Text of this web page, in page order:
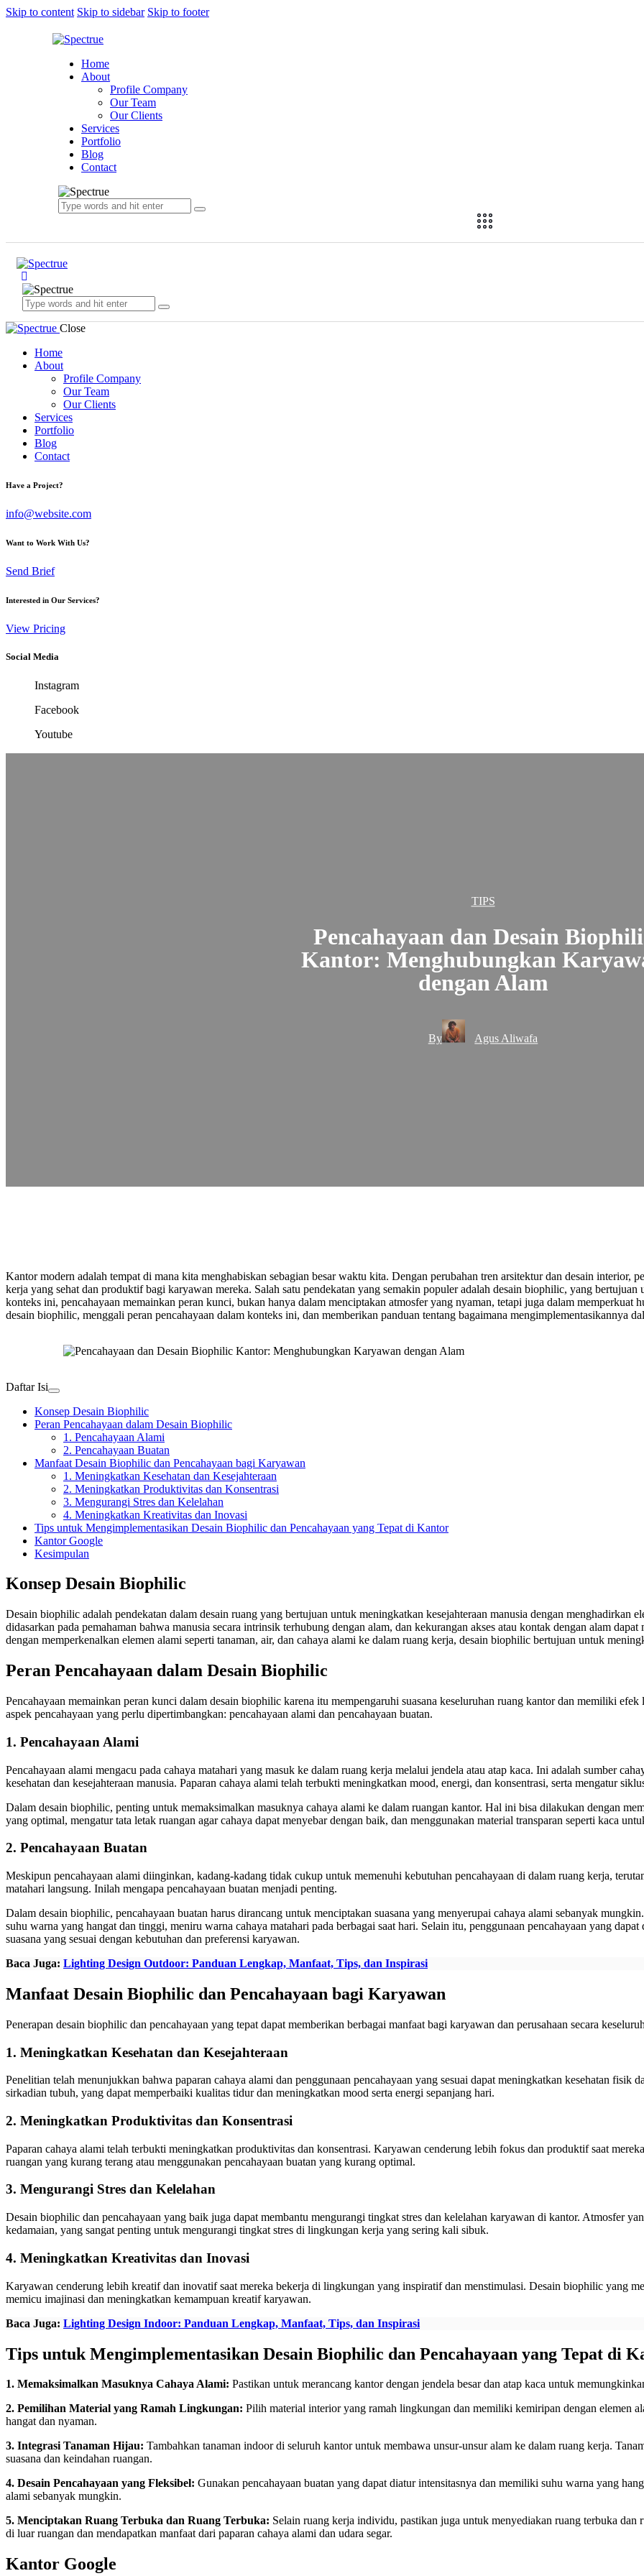
Skip to content Skip to sidebar Skip to footer
Home
About
Profile Company
Our Team
Our Clients
Services
Portfolio
Blog
Contact
Close
Home
About
Profile Company
Our Team
Our Clients
Services
Portfolio
Blog
Contact
Have a Project?
info@website.com
Want to Work With Us?
Send Brief
Interested in Our Services?
View Pricing
Social Media
Instagram
Facebook
Youtube
TIPS
Pencahayaan dan Desain
Kantor: Menghubungkan
dengan Alam
By Agus Aliwafa
Kantor modern adalah tempat di mana kita menghabiskan sebagian besar waktu kita. Dengan perubahan tren arsitektur dan desain interior,
kerja yang sehat dan produktif bagi karyawan mereka. Salah satu pendekatan yang semakin populer adalah desain biophilic, yang
konteks ini, pencahayaan memainkan peran kunci, bukan hanya dalam menciptakan atmosfer yang nyaman, tetapi juga dalam
desain biophilic, menggali peran pencahayaan dalam konteks ini, dan memberikan panduan tentang bagaimana mengimplementasikannya
Daftar Isi
Konsep Desain Biophilic
Peran Pencahayaan dalam Desain Biophilic
1. Pencahayaan Alami
2. Pencahayaan Buatan
Manfaat Desain Biophilic dan Pencahayaan bagi Karyawan
1. Meningkatkan Kesehatan dan Kesejahteraan
2. Meningkatkan Produktivitas dan Konsentrasi
3. Mengurangi Stres dan Kelelahan
4. Meningkatkan Kreativitas dan Inovasi
Tips untuk Mengimplementasikan Desain Biophilic dan Pencahayaan yang Tepat di Kantor
Kantor Google
Kesimpulan
Konsep Desain Biophilic
Desain biophilic adalah pendekatan dalam desain ruang yang bertujuan untuk meningkatkan kesejahteraan manusia dengan menghadirkan
didasarkan pada pemahaman bahwa manusia secara intrinsik terhubung dengan alam, dan kekurangan akses atau kontak dengan alam
dengan memperkenalkan elemen alami seperti tanaman, air, dan cahaya alami ke dalam ruang kerja, desain biophilic bertujuan untuk
Peran Pencahayaan dalam Desain Biophilic
Pencahayaan memainkan peran kunci dalam desain biophilic karena itu mempengaruhi suasana keseluruhan ruang kantor dan memiliki
aspek pencahayaan yang perlu dipertimbangkan: pencahayaan alami dan pencahayaan buatan.
1. Pencahayaan Alami
Pencahayaan alami mengacu pada cahaya matahari yang masuk ke dalam ruang kerja melalui jendela atau atap kaca. Ini adalah sumber
kesehatan dan kesejahteraan manusia. Paparan cahaya alami telah terbukti meningkatkan mood, energi, dan konsentrasi, serta mengatur
Dalam desain biophilic, penting untuk memaksimalkan masuknya cahaya alami ke dalam ruangan kantor. Hal ini bisa dilakukan dengan
yang optimal, mengatur tata letak ruangan agar cahaya dapat menyebar dengan baik, dan menggunakan material transparan seperti kaca
2. Pencahayaan Buatan
Meskipun pencahayaan alami diinginkan, kadang-kadang tidak cukup untuk memenuhi kebutuhan pencahayaan di dalam ruang kerja,
matahari langsung. Inilah mengapa pencahayaan buatan menjadi penting.
Dalam desain biophilic, pencahayaan buatan harus dirancang untuk menciptakan suasana yang menyerupai cahaya alami sebanyak
suhu warna yang hangat dan tinggi, meniru warna cahaya matahari pada berbagai saat hari. Selain itu, penggunaan pencahayaan yang
suasana yang sesuai dengan kebutuhan dan preferensi karyawan.
Baca Juga: Lighting Design Outdoor: Panduan Lengkap, Manfaat, Tips, dan Inspirasi
Manfaat Desain Biophilic dan Pencahayaan bagi Karyawan
Penerapan desain biophilic dan pencahayaan yang tepat dapat memberikan berbagai manfaat bagi karyawan dan perusahaan secara
1. Meningkatkan Kesehatan dan Kesejahteraan
Penelitian telah menunjukkan bahwa paparan cahaya alami dan penggunaan pencahayaan yang sesuai dapat meningkatkan kesehatan fisik
sirkadian tubuh, yang dapat memperbaiki kualitas tidur dan meningkatkan mood serta energi sepanjang hari.
2. Meningkatkan Produktivitas dan Konsentrasi
Paparan cahaya alami telah terbukti meningkatkan produktivitas dan konsentrasi. Karyawan cenderung lebih fokus dan produktif saat
ruangan yang kurang terang atau menggunakan pencahayaan buatan yang kurang optimal.
3. Mengurangi Stres dan Kelelahan
Desain biophilic dan pencahayaan yang baik juga dapat membantu mengurangi tingkat stres dan kelelahan karyawan di kantor. Atmosfer
kedamaian, yang sangat penting untuk mengurangi tingkat stres di lingkungan kerja yang sering kali sibuk.
4. Meningkatkan Kreativitas dan Inovasi
Karyawan cenderung lebih kreatif dan inovatif saat mereka bekerja di lingkungan yang inspiratif dan menstimulasi. Desain biophilic yang
memicu imajinasi dan meningkatkan kemampuan kreatif karyawan.
Baca Juga: Lighting Design Indoor: Panduan Lengkap, Manfaat, Tips, dan Inspirasi
Tips untuk Mengimplementasikan Desain Biophilic dan Pencahayaan yang Tepat di
1. Memaksimalkan Masuknya Cahaya Alami: Pastikan untuk merancang kantor dengan jendela besar dan atap kaca untuk
2. Pemilihan Material yang Ramah Lingkungan: Pilih material interior yang ramah lingkungan dan memiliki kemiripan dengan elemen
hangat dan nyaman.
3. Integrasi Tanaman Hijau: Tambahkan tanaman indoor di seluruh kantor untuk membawa unsur-unsur alam ke dalam ruang kerja.
suasana dan keindahan ruangan.
4. Desain Pencahayaan yang Fleksibel: Gunakan pencahayaan buatan yang dapat diatur intensitasnya dan memiliki suhu warna yang
alami sebanyak mungkin.
5. Menciptakan Ruang Terbuka dan Ruang Terbuka: Selain ruang kerja individu, pastikan juga untuk menyediakan ruang terbuka
di luar ruangan dan mendapatkan manfaat dari paparan cahaya alami dan udara segar.
Kantor Google